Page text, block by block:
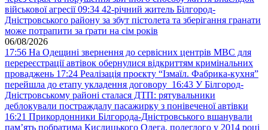
військової агресії 09:34 42-річний житель Білгород-
Дністровського району за збут пістолета та зберігання гранати
може потрапити за ґрати на сім років
06/08/2026
17:56 На Одещині звернення до сервісних центрів МВС для
перереєстрації автівок обернулися відкриттям кримінальних
проваджень 17:24 Реалізація проєкту “Ізмаїл. Фабрика-кухня”
перейшла до етапу укладення договору 16:43 У Білгород-
Дністровському районі сталася ДТП: рятувальники
деблокували постраждалу пасажирку з понівеченої автівки
16:21 Прикордонники Білгорода-Дністровського вшанували
пам’ять побратима Кислицького Олега, полеглого у 2014 році